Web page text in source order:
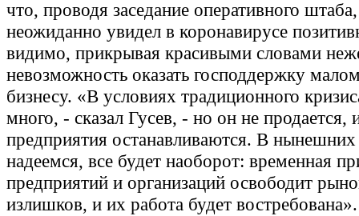
что, проводя заседание оперативного
неожиданно увидел в коронавирусе
видимо, прикрывая красивыми словами
невозможность оказать господдержку
бизнесу. «В условиях традиционного
много, - сказал Гусев, - но он не продается,
предприятия останавливаются. В
надеемся, все будет наоборот: временная
предприятий и организаций освободит
излишков, и их работа будет востребована».